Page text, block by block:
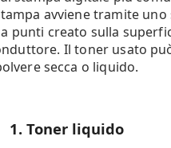
avviene tramite uno
punti creato sulla
Il toner usato
secca o liquido.
1. Toner liquido